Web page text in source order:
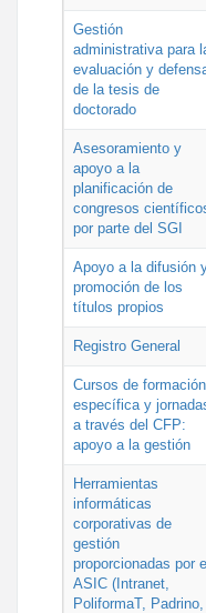
Gestión
administrativa para
evaluación y
de la tesis de
doctorado
Asesoramiento y
apoyo a la
planificación de
congresos
por parte del SGI
Apoyo a la difusión
promoción de los
títulos propios
Registro General
Cursos de formación
específica y
a través del CFP:
apoyo a la gestión
Herramientas
informáticas
corporativas de
gestión
proporcionadas por
ASIC (Intranet,
PoliformaT, Padrino,